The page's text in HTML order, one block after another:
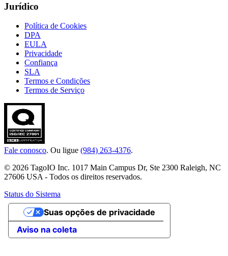
Jurídico
Política de Cookies
DPA
EULA
Privacidade
Confiança
SLA
Termos e Condições
Termos de Serviço
Fale conosco. Ou ligue (984) 263-4376.
© 2026 TagoIO Inc. 1017 Main Campus Dr, Ste 2300 Raleigh, NC
27606 USA - Todos os direitos reservados.
Status do Sistema
Aviso na coleta
Suas opções de privacidade